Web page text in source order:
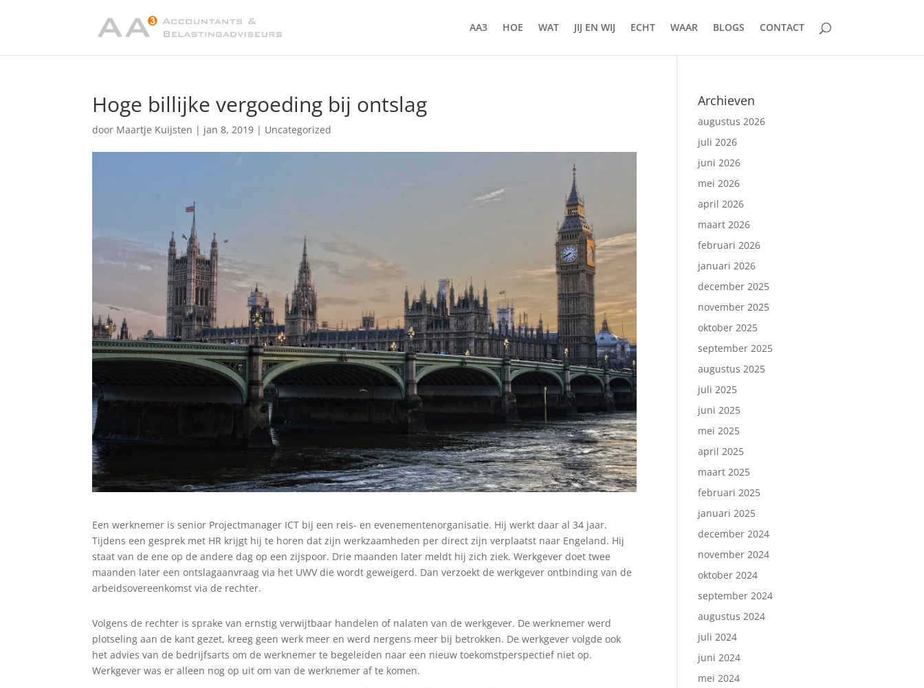
AA3 HOE WAT JIJ EN WIJ ECHT WAAR BLOGS CONTACT
Hoge billijke vergoeding bij ontslag
door Maartje Kuijsten | jan 8, 2019 | Uncategorized
Een werknemer is senior Projectmanager ICT bij een reis- en evenementenorganisatie. Hij werkt daar al 34 jaar.
Tijdens een gesprek met HR krijgt hij te horen dat zijn werkzaamheden per direct zijn verplaatst naar Engeland. Hij
staat van de ene op de andere dag op een zijspoor. Drie maanden later meldt hij zich ziek. Werkgever doet twee
maanden later een ontslagaanvraag via het UWV die wordt geweigerd. Dan verzoekt de werkgever ontbinding van de
arbeidsovereenkomst via de rechter.
Volgens de rechter is sprake van ernstig verwijtbaar handelen of nalaten van de werkgever. De werknemer werd
plotseling aan de kant gezet, kreeg geen werk meer en werd nergens meer bij betrokken. De werkgever volgde ook
het advies van de bedrijfsarts om de werknemer te begeleiden naar een nieuw toekomstperspectief niet op.
Werkgever was er alleen nog op uit om van de werknemer af te komen.
Archieven
augustus 2026
juli 2026
juni 2026
mei 2026
april 2026
maart 2026
februari 2026
januari 2026
december 2025
november 2025
oktober 2025
september 2025
augustus 2025
juli 2025
juni 2025
mei 2025
april 2025
maart 2025
februari 2025
januari 2025
december 2024
november 2024
oktober 2024
september 2024
augustus 2024
juli 2024
juni 2024
mei 2024